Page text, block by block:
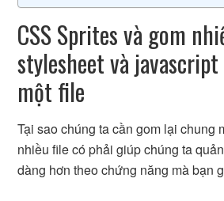
CSS Sprites và gom
stylesheet và
một file
Tại sao chúng ta cần gom lại chung
nhiều file có phải giúp chúng ta
dàng hơn theo chứng năng mà bạn